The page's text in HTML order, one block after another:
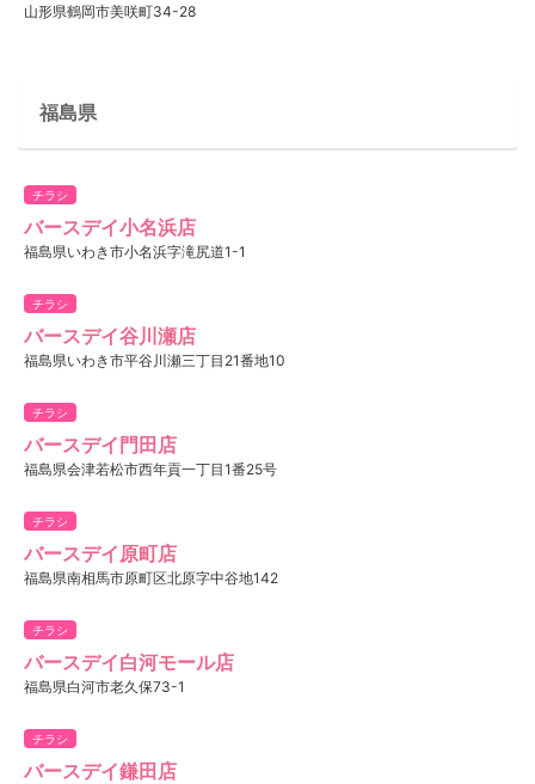
山形県鶴岡市美咲町34-28
福島県
チラシ
バースデイ小名浜店
福島県いわき市小名浜字滝尻道1-1
チラシ
バースデイ谷川瀬店
福島県いわき市平谷川瀬三丁目21番地10
チラシ
バースデイ門田店
福島県会津若松市西年貢一丁目1番25号
チラシ
バースデイ原町店
福島県南相馬市原町区北原字中谷地142
チラシ
バースデイ白河モール店
福島県白河市老久保73-1
チラシ
バースデイ鎌田店